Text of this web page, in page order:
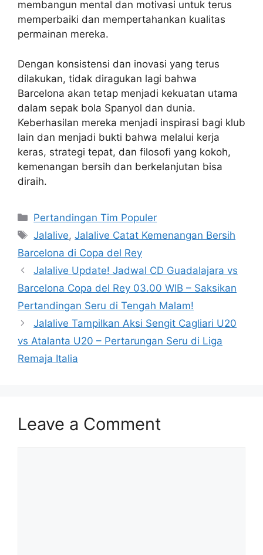
membangun mental dan motivasi untuk terus
memperbaiki dan mempertahankan kualitas
permainan mereka.
Dengan konsistensi dan inovasi yang terus
dilakukan, tidak diragukan lagi bahwa
Barcelona akan tetap menjadi kekuatan utama
dalam sepak bola Spanyol dan dunia.
Keberhasilan mereka menjadi inspirasi bagi klub
lain dan menjadi bukti bahwa melalui kerja
keras, strategi tepat, dan filosofi yang kokoh,
kemenangan bersih dan berkelanjutan bisa
diraih.
Categories
Pertandingan Tim Populer
Tags
Jalalive,Jalalive Catat Kemenangan Bersih
Barcelona di Copa del Rey
Jalalive Update! Jadwal CD Guadalajara vs
Barcelona Copa del Rey 03.00 WIB – Saksikan
Pertandingan Seru di Tengah Malam!
Jalalive Tampilkan Aksi Sengit Cagliari U20
vs Atalanta U20 – Pertarungan Seru di Liga
Remaja Italia
Leave a Comment